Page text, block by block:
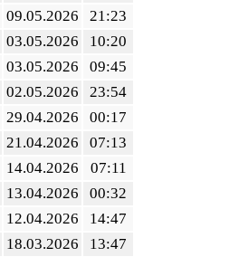
09.05.2026
21:23
03.05.2026
10:20
03.05.2026
09:45
02.05.2026
23:54
29.04.2026
00:17
21.04.2026
07:13
14.04.2026
07:11
13.04.2026
00:32
12.04.2026
14:47
18.03.2026
13:47